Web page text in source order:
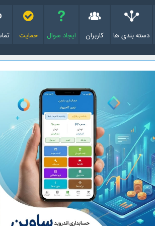
دسته بندی ها کاربران ایجاد سوال حمایت